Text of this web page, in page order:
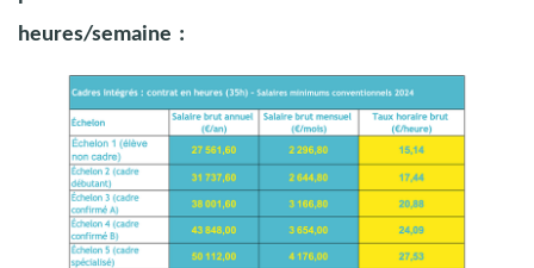
heures/semaine :